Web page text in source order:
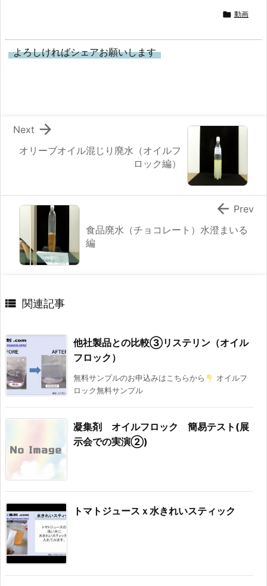
 動画
よろしければシェアお願いします
オリーブオイル混じり廃水（オイルフ
ロック編）

Next
食品廃水（チョコレート）水澄まいる
編
 Prev
 関連記事
他社製品との比較③リステリン（オイル
フロック）
無料サンプルのお申込みはこちらから
オイルフ
ロック無料サンプル
凝集剤 オイルフロック 簡易テスト(展
示会での実演②)
トマトジュースｘ水きれいスティック